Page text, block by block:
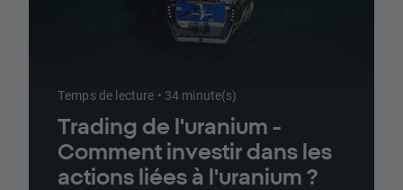
Temps de lecture • 34 minute(s)
Trading de l'uranium -
Comment investir dans les
actions liées à l'uranium ?